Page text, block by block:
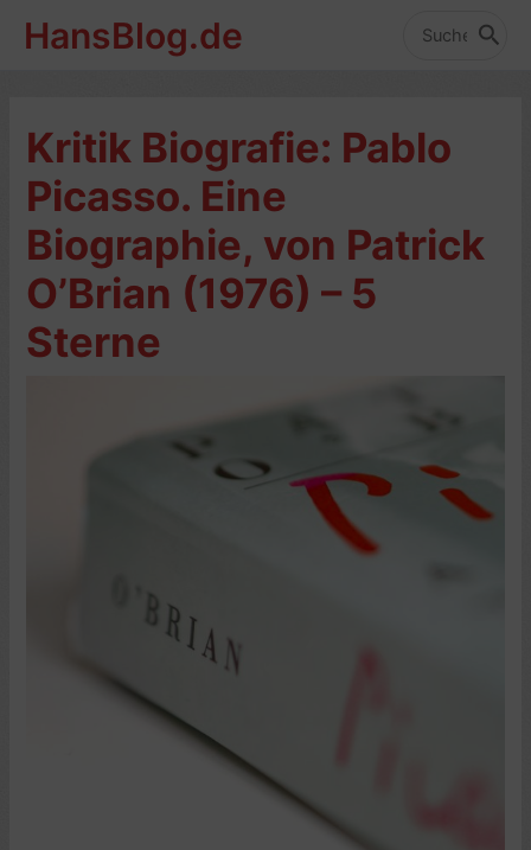
InhaltHansBlog.de
Search
Kritik Biografie: Pablo
Picasso. Eine
Biographie, von Patrick
O’Brian (1976) – 5
Sterne